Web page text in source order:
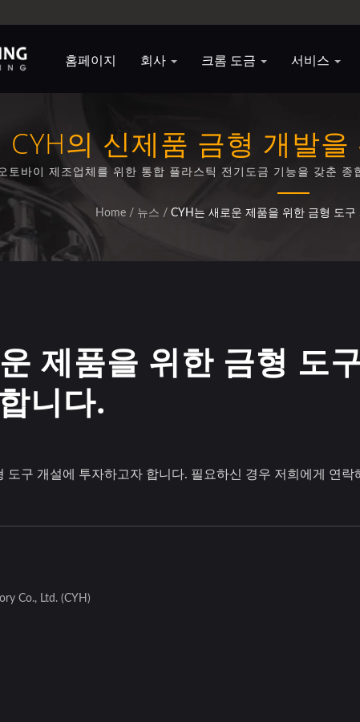
홈페이지 회사 크롬 도금 서비스
CYH의 신제품 금형 개발
토바이 제조업체를 위한 통합 플라스틱 전기도금 기능을 갖춘
Home / 뉴스 / CYH는 새로운 제품을 위한 금형 도
제품을 위한 금형 도
니다.
도구 개설에 투자하고자 합니다. 필요하신 경우 저희에게 연락
Co., Ltd. (CYH)